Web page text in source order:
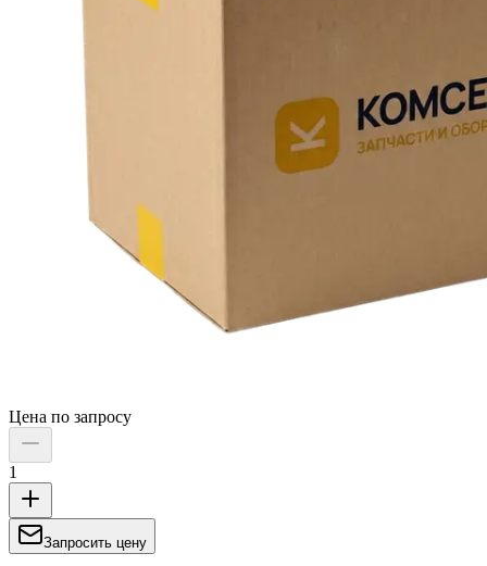
Цена по запросу
1
Запросить цену